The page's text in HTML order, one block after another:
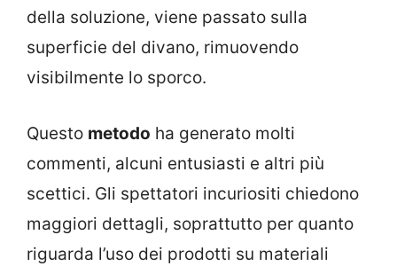
della soluzione, viene passato sulla
superficie del divano, rimuovendo
visibilmente lo sporco.
Questo metodo ha generato molti
commenti, alcuni entusiasti e altri più
scettici. Gli spettatori incuriositi chiedono
maggiori dettagli, soprattutto per quanto
riguarda l’uso dei prodotti su materiali